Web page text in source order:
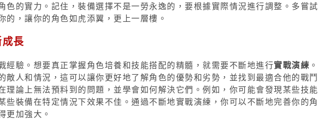
色的實力。記住，裝備選擇不是一勞永逸的，要根據實際情況進行調整。多嘗試
的，讓你的角色如虎添翼，更上一層樓。
長
經驗。想要真正掌握角色培養和技能搭配的精髓，就需要不斷地進行實戰演練 。
敵人和情況，這可以讓你更好地了解角色的優勢和劣勢，並找到最適合他的戰鬥
理論上無法預料到的問題，並學會如何解決它們。例如，你可能會發現某些技能
些裝備在特定情況下效果不佳。通過不斷地實戰演練，你可以不斷地完善你的角
更加強大。